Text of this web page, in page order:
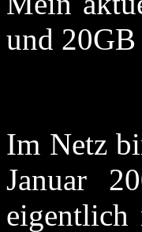
und
Im Netz
Januar